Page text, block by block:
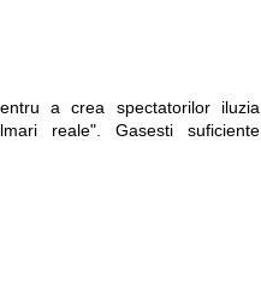
a crea spectatorilor iluzia
reale". Gasesti suficiente